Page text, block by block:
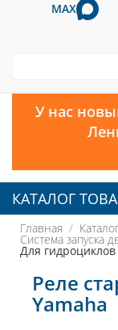
MAX
У нас
КАТАЛОГ
Главная
Система запуска
Для гидроциклов
Реле
Yamaha